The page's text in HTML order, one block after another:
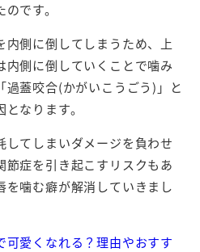
です。
側に倒してしまうため、上
内側に倒していくことで噛み
蓋咬合(かがいこうごう)」と
なります。
てしまいダメージを負わせ
節症を引き起こすリスクもあ
を噛む癖が解消していきまし
可愛くなれる？理由やおすす